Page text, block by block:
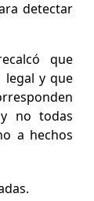
detectar
que
legal y que
no todas
a hechos